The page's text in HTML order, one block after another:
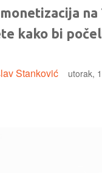
kako bi
Stanković utorak,